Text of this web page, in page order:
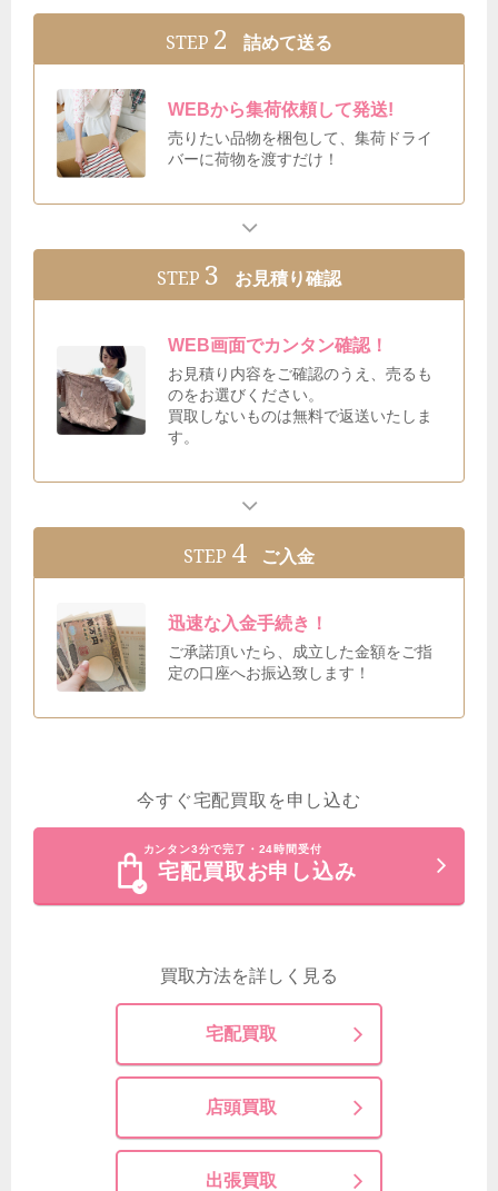
STEP 2 詰めて送る
WEBから集荷依頼して発送!
売りたい品物を梱包して、集荷ドライ
バーに荷物を渡すだけ！
STEP 3 お見積り確認
WEB画面でカンタン確認！
お見積り内容をご確認のうえ、売るも
のをお選びください。
買取しないものは無料で返送いたしま
す。
STEP 4 ご入金
迅速な入金手続き！
ご承諾頂いたら、成立した金額をご指
定の口座へお振込致します！
今すぐ宅配買取を申し込む
カンタン3分で完了・24時間受付
宅配買取お申し込み
買取方法を詳しく見る
宅配買取
店頭買取
出張買取